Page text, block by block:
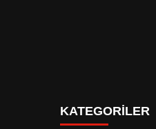
KATEGORİLER